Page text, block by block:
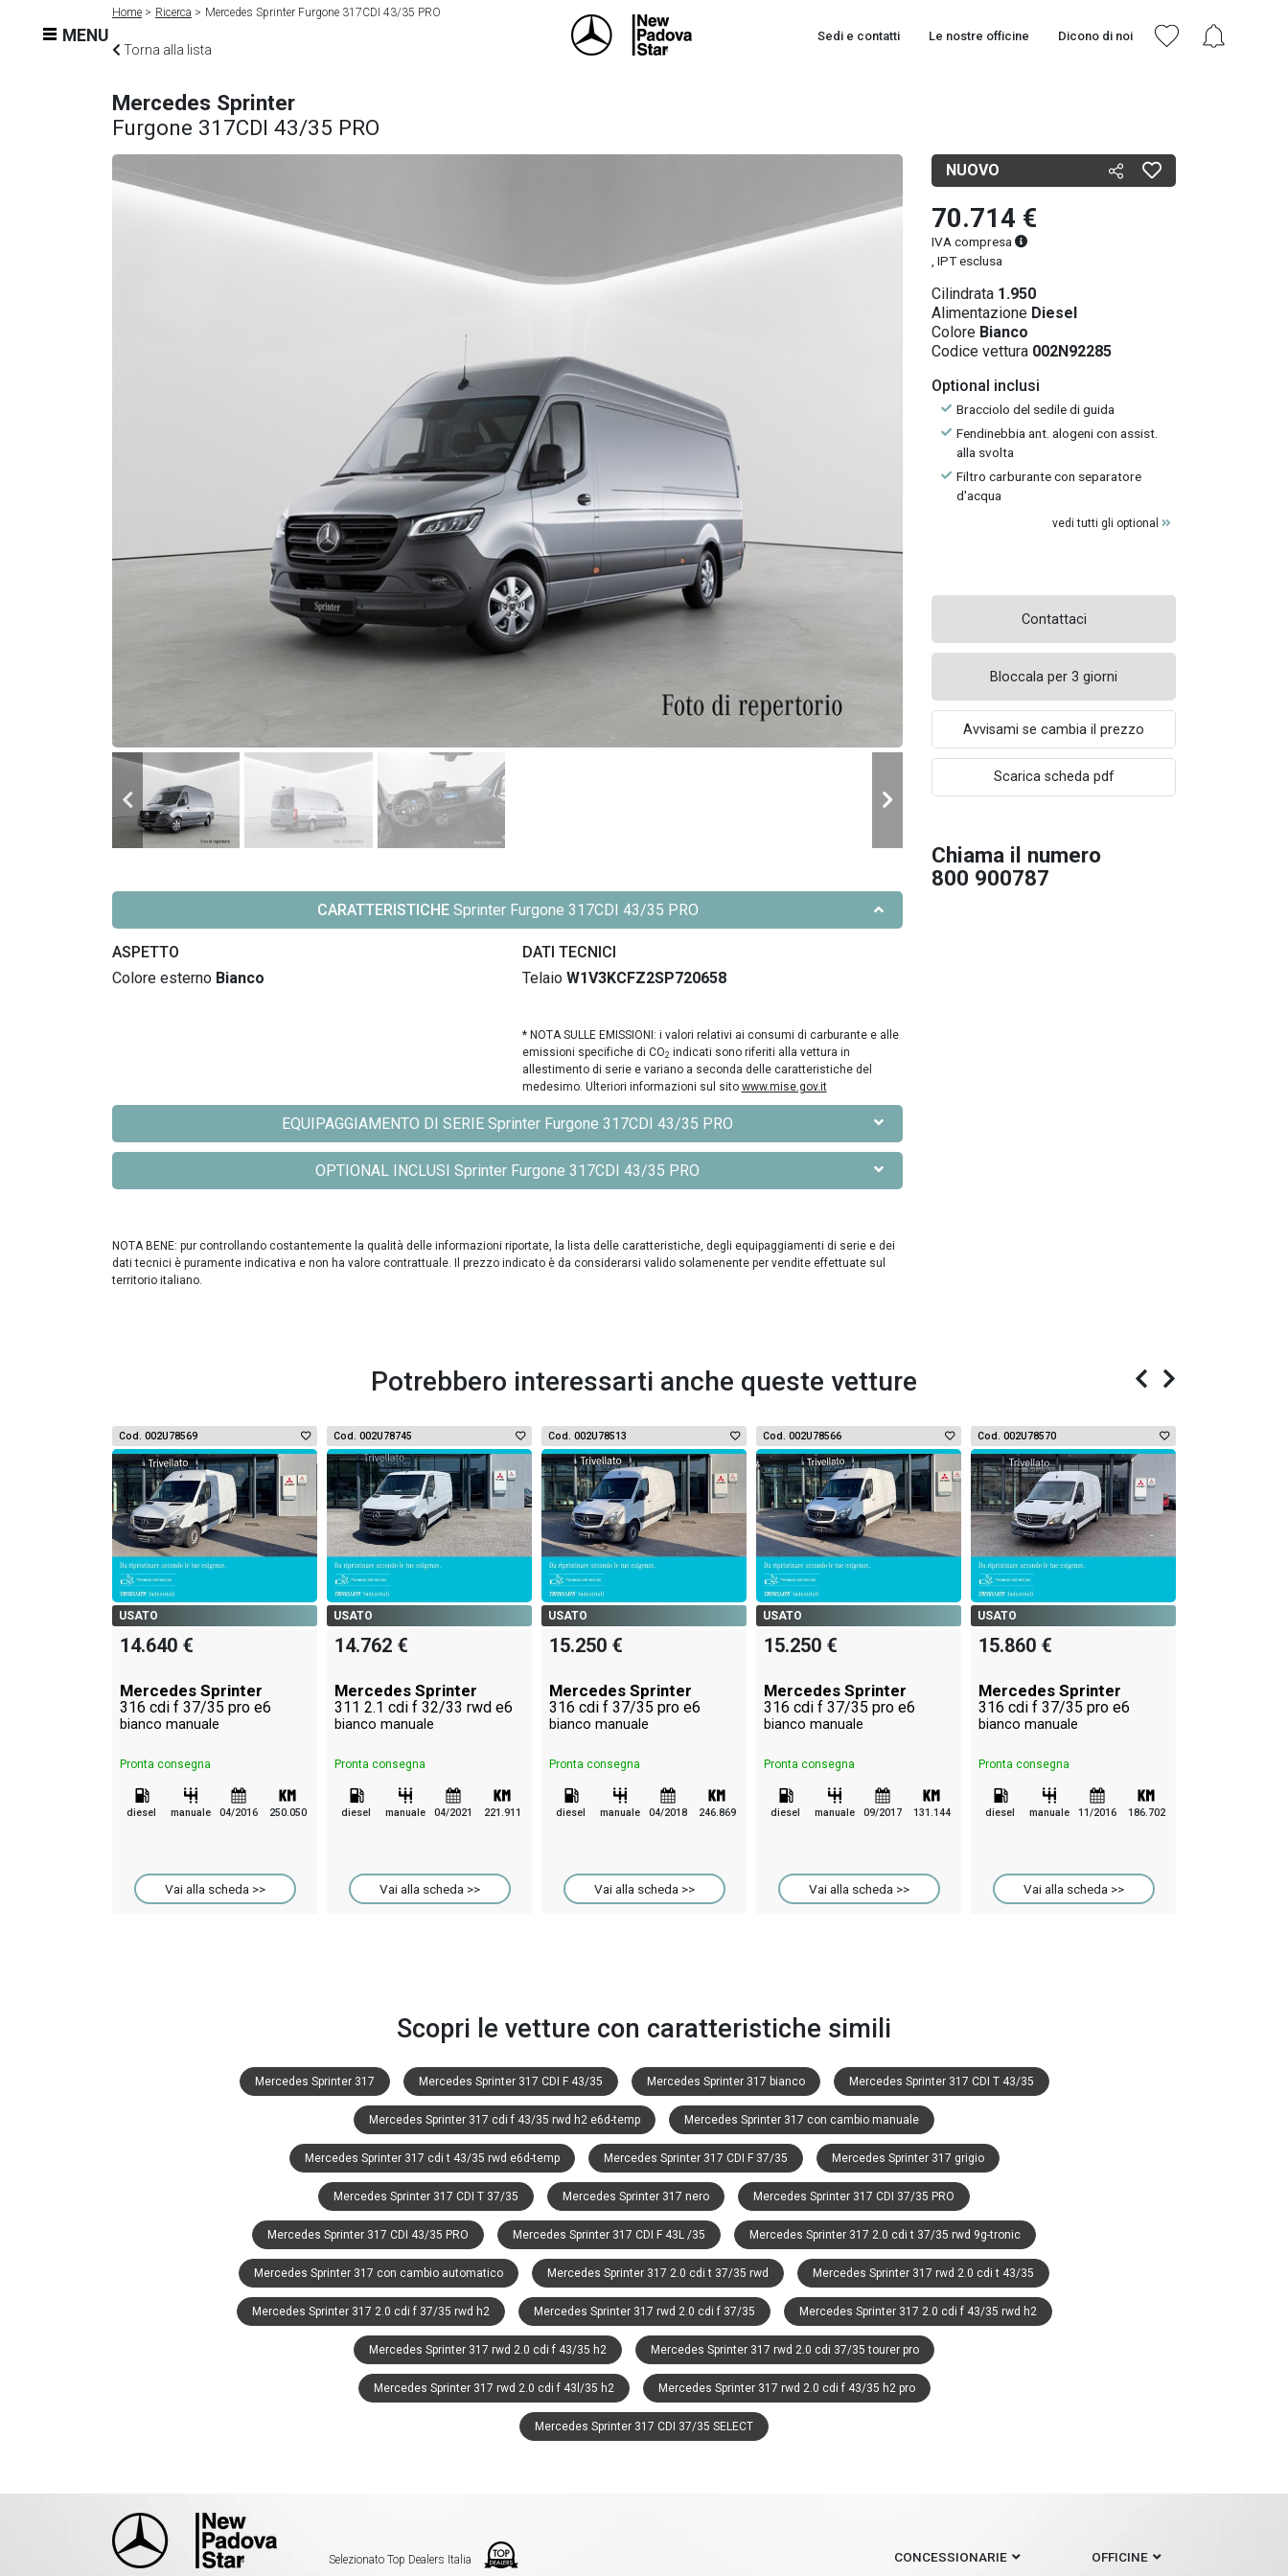
MENU Sedi e contatti Le nostre officine Dicono di noi
Home Ricerca Mercedes Sprinter Furgone 317CDI 43/35 PRO
Torna alla lista
Mercedes Sprinter
Furgone 317CDI 43/35 PRO
CARATTERISTICHESprinter Furgone 317CDI 43/35 PRO
ASPETTO
Colore esterno Bianco
DATI TECNICI
Telaio W1V3KCFZ2SP720658
* NOTA SULLE EMISSIONI: i valori relativi ai consumi di carburante e alle
emissioni specifiche di CO2 indicati sono riferiti alla vettura in
allestimento di serie e variano a seconda delle caratteristiche del
medesimo. Ulteriori informazioni sul sito www.mise.gov.it
EQUIPAGGIAMENTO DI SERIE Sprinter Furgone 317CDI 43/35 PRO
OPTIONAL INCLUSI Sprinter Furgone 317CDI 43/35 PRO
NOTA BENE: pur controllando costantemente la qualità delle informazioni riportate, la lista delle caratteristiche, degli equipaggiamenti di serie e dei
dati tecnici è puramente indicativa e non ha valore contrattuale. Il prezzo indicato è da considerarsi valido solamenente per vendite effettuate sul
territorio italiano.
NUOVO
70.714 €
IVA compresa
, IPT esclusa
Cilindrata 1.950
Alimentazione Diesel
Colore Bianco
Codice vettura 002N92285
Optional inclusi
Bracciolo del sedile di guida
Fendinebbia ant. alogeni con assist.
alla svolta
Filtro carburante con separatore
d'acqua
vedi tutti gli optional
Contattaci
Bloccala per 3 giorni
Avvisami se cambia il prezzo
Scarica scheda pdf
Chiama il numero
800 900787
Potrebbero interessarti anche queste vetture
Cod. 002U78569
USATO
14.640 €
Mercedes Sprinter
316 cdi f 37/35 pro e6
bianco manuale
Pronta consegna
diesel manuale 04/2016 250.050
Vai alla scheda >>
Cod. 002U78745
USATO
14.762 €
Mercedes Sprinter
311 2.1 cdi f 32/33 rwd e6
bianco manuale
Pronta consegna
diesel manuale 04/2021 221.911
Vai alla scheda >>
Cod. 002U78513
USATO
15.250 €
Mercedes Sprinter
316 cdi f 37/35 pro e6
bianco manuale
Pronta consegna
diesel manuale 04/2018 246.869
Vai alla scheda >>
Cod. 002U78566
USATO
15.250 €
Mercedes Sprinter
316 cdi f 37/35 pro e6
bianco manuale
Pronta consegna
diesel manuale 09/2017 131.144
Vai alla scheda >>
Cod. 002U78570
USATO
15.860 €
Mercedes Sprinter
316 cdi f 37/35 pro e6
bianco manuale
Pronta consegna
diesel manuale 11/2016 186.702
Vai alla scheda >>
Scopri le vetture con caratteristiche simili
Mercedes Sprinter 317 Mercedes Sprinter 317 CDI F 43/35 Mercedes Sprinter 317 bianco Mercedes Sprinter 317 CDI T 43/35
Mercedes Sprinter 317 cdi f 43/35 rwd h2 e6d-temp Mercedes Sprinter 317 con cambio manuale
Mercedes Sprinter 317 cdi t 43/35 rwd e6d-temp Mercedes Sprinter 317 CDI F 37/35 Mercedes Sprinter 317 grigio
Mercedes Sprinter 317 CDI T 37/35 Mercedes Sprinter 317 nero Mercedes Sprinter 317 CDI 37/35 PRO
Mercedes Sprinter 317 CDI 43/35 PRO Mercedes Sprinter 317 CDI F 43L /35 Mercedes Sprinter 317 2.0 cdi t 37/35 rwd 9g-tronic
Mercedes Sprinter 317 con cambio automatico Mercedes Sprinter 317 2.0 cdi t 37/35 rwd Mercedes Sprinter 317 rwd 2.0 cdi t 43/35
Mercedes Sprinter 317 2.0 cdi f 37/35 rwd h2 Mercedes Sprinter 317 rwd 2.0 cdi f 37/35 Mercedes Sprinter 317 2.0 cdi f 43/35 rwd h2
Mercedes Sprinter 317 rwd 2.0 cdi f 43/35 h2 Mercedes Sprinter 317 rwd 2.0 cdi 37/35 tourer pro
Mercedes Sprinter 317 rwd 2.0 cdi f 43l/35 h2 Mercedes Sprinter 317 rwd 2.0 cdi f 43/35 h2 pro
Mercedes Sprinter 317 CDI 37/35 SELECT
Selezionato Top Dealers Italia CONCESSIONARIE OFFICINE